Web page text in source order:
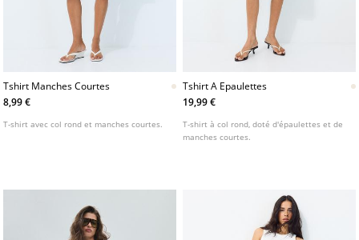
Tshirt Manches Courtes
8,99 €
T-shirt avec col rond et manches courtes.
Tshirt A Epaulettes
19,99 €
T-shirt à col rond, doté d'épaulettes et de
manches courtes.